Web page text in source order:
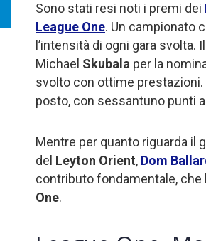
Sono stati resi noti i premi dei
League One. Un campionato
l’intensità di ogni gara svolta. Il
Michael Skubala per la
svolto con ottime
posto, con sessantuno punti
Mentre per quanto riguarda il
del Leyton Orient, Dom
contributo fondamentale, che
One.